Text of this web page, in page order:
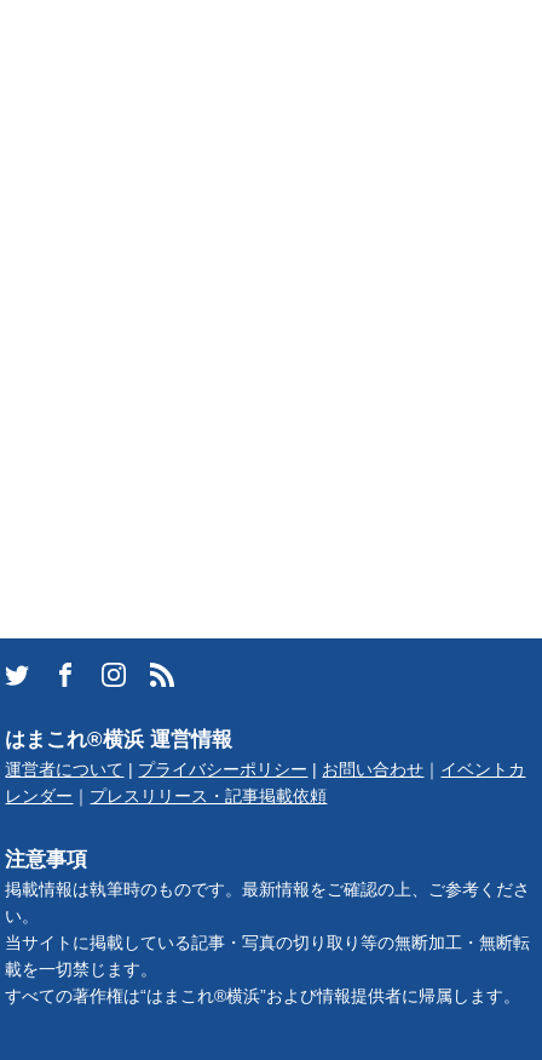
はまこれ®横浜 運営情報
運営者について | プライバシーポリシー | お問い合わせ ｜ イベントカ
レンダー ｜ プレスリリース・記事掲載依頼
注意事項
掲載情報は執筆時のものです。最新情報をご確認の上、ご参考くださ
い。
当サイトに掲載している記事・写真の切り取り等の無断加工・無断転
載を一切禁じます。
すべての著作権は“はまこれ®横浜”および情報提供者に帰属します。